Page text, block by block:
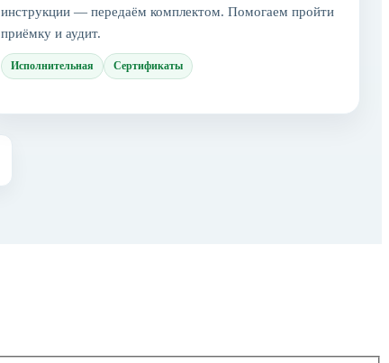
инструкции — передаём комплектом. Помогаем пройти
приёмку и аудит.
Исполнительная Сертификаты